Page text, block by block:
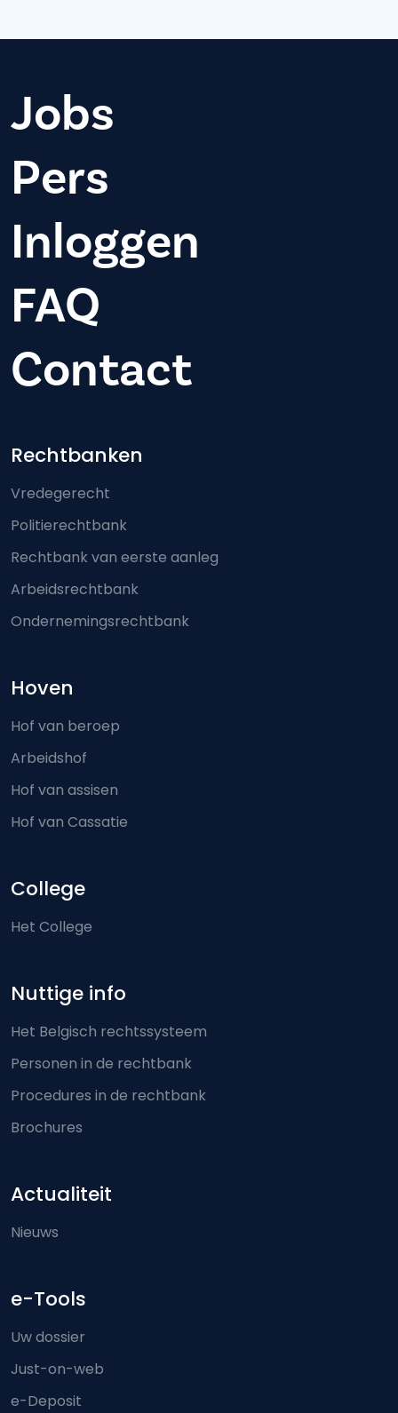
Jobs
Pers
Inloggen
FAQ
Contact
Footer-menu
Rechtbanken
Vredegerecht
Politierechtbank
Rechtbank van eerste aanleg
Arbeidsrechtbank
Ondernemingsrechtbank
Hoven
Hof van beroep
Arbeidshof
Hof van assisen
Hof van Cassatie
College
Het College
Nuttige info
Het Belgisch rechtssysteem
Personen in de rechtbank
Procedures in de rechtbank
Brochures
Actualiteit
Nieuws
e-Tools
Uw dossier
Just-on-web
e-Deposit